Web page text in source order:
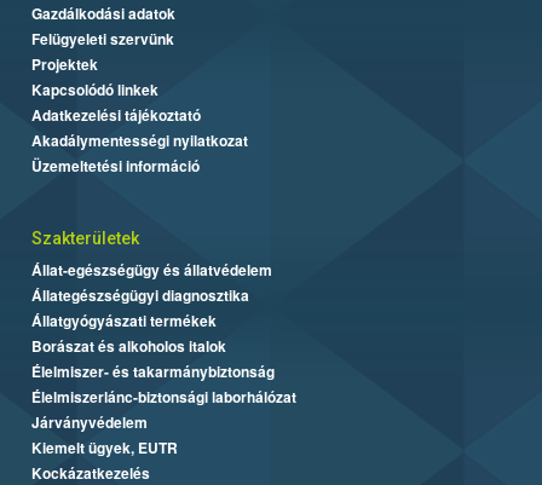
Gazdálkodási adatok
Felügyeleti szervünk
Projektek
Kapcsolódó linkek
Adatkezelési tájékoztató
Akadálymentességi nyilatkozat
Üzemeltetési információ
Szakterületek
Állat-egészségügy és állatvédelem
Állategészségügyi diagnosztika
Állatgyógyászati termékek
Borászat és alkoholos italok
Élelmiszer- és takarmánybiztonság
Élelmiszerlánc-biztonsági laborhálózat
Járványvédelem
Kiemelt ügyek, EUTR
Kockázatkezelés